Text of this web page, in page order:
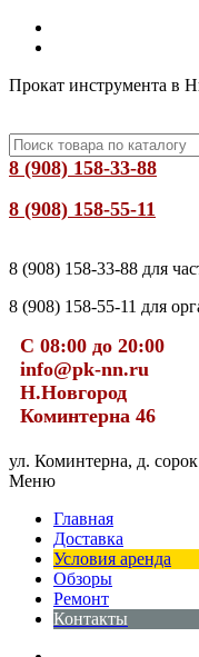
Прокат инструмента в
8 (908) 158-33-88
8 (908) 158-55-11
8 (908) 158-33-88 для
8 (908) 158-55-11 для
С 08:00 до 20:00
info@pk-nn.ru
Н.Новгород
Коминтерна 46
ул. Коминтерна, д.
Меню
Главная
Доставка
Условия аренда
Обзоры
Ремонт
Контакты